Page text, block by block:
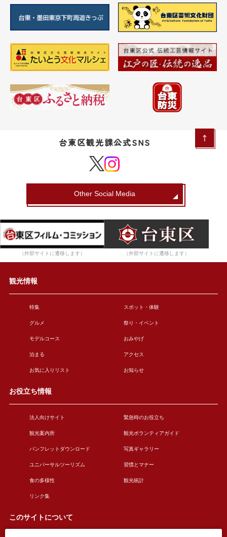
台東区観光課公式SNS
Other Social Media
（外部サイトに遷移します） （外部サイトに遷移します）
観光情報
特集 スポット・体験
グルメ 祭り・イベント
モデルコース おみやげ
泊まる アクセス
お気に入りリスト お知らせ
お役立ち情報
法人向けサイト 緊急時のお役立ち
観光案内所 観光ボランティアガイド
パンフレットダウンロード 写真ギャラリー
ユニバーサルツーリズム 習慣とマナー
食の多様性 観光統計
リンク集
このサイトについて